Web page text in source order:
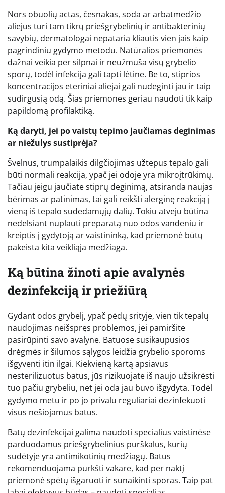
Nors obuolių actas, česnakas, soda ar arbatmedžio
aliejus turi tam tikrų priešgrybelinių ir antibakterinių
savybių, dermatologai nepataria kliautis vien jais kaip
pagrindiniu gydymo metodu. Natūralios priemonės
dažnai veikia per silpnai ir neužmuša visų grybelio
sporų, todėl infekcija gali tapti lėtine. Be to, stiprios
koncentracijos eteriniai aliejai gali nudeginti jau ir taip
sudirgusią odą. Šias priemones geriau naudoti tik kaip
papildomą profilaktiką.
Ką daryti, jei po vaistų tepimo jaučiamas deginimas
ar niežulys sustiprėja?
Švelnus, trumpalaikis dilgčiojimas užtepus tepalo gali
būti normali reakcija, ypač jei odoje yra mikroįtrūkimų.
Tačiau jeigu jaučiate stiprų deginimą, atsiranda naujas
bėrimas ar patinimas, tai gali reikšti alerginę reakciją į
vieną iš tepalo sudedamųjų dalių. Tokiu atveju būtina
nedelsiant nuplauti preparatą nuo odos vandeniu ir
kreiptis į gydytoją ar vaistininką, kad priemonė būtų
pakeista kita veikliąja medžiaga.
Ką būtina žinoti apie avalynės
dezinfekciją ir priežiūrą
Gydant odos grybelį, ypač pėdų srityje, vien tik tepalų
naudojimas neišspręs problemos, jei pamiršite
pasirūpinti savo avalyne. Batuose susikaupusios
drėgmės ir šilumos sąlygos leidžia grybelio sporoms
išgyventi itin ilgai. Kiekvieną kartą apsiavus
nesterilizuotus batus, jūs rizikuojate iš naujo užsikrėsti
tuo pačiu grybeliu, net jei oda jau buvo išgydyta. Todėl
gydymo metu ir po jo privalu reguliariai dezinfekuoti
visus nešiojamus batus.
Batų dezinfekcijai galima naudoti specialius vaistinėse
parduodamus priešgrybelinius purškalus, kurių
sudėtyje yra antimikotinių medžiagų. Batus
rekomenduojama purkšti vakare, kad per naktį
priemonė spėtų išgaruoti ir sunaikinti sporas. Taip pat